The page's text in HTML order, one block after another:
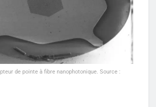
de pointe à fibre nanophotonique. Source :